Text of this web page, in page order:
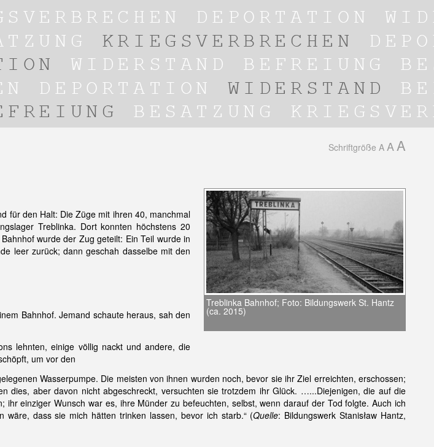
Schriftgröße A A A
Treblinka Bahnhof; Foto: Bildungswerk St. Hantz
(ca. 2015)
für den Halt: Die Züge mit ihren 40, manchmal
Treblinka. Dort konnten höchstens 20
wurde der Zug geteilt: Ein Teil wurde in
leer zurück; dann geschah dasselbe mit den
Bahnhof. Jemand schaute heraus, sah den
lehnten, einige völlig nackt und andere, die
um vor den
Wasserpumpe. Die meisten von ihnen wurden noch, bevor sie ihr Ziel erreichten, erschossen;
dies, aber davon nicht abgeschreckt, versuchten sie trotzdem ihr Glück. …...Diejenigen, die auf die
ihr einziger Wunsch war es, ihre Münder zu befeuchten, selbst, wenn darauf der Tod folgte. Auch ich
dass sie mich hätten trinken lassen, bevor ich starb.“ (Quelle: Bildungswerk Stanisław Hantz,